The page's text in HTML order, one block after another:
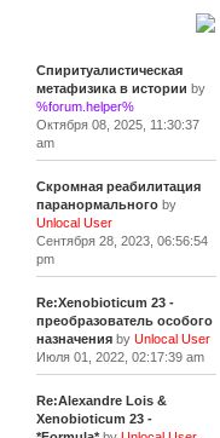
Спиритуалистическая
метафизика в истории by
%forum.helper%
Октября 08, 2025, 11:30:37
am
Скромная реабилитация
паранормальногоby
Unlocal User
Сентября 28, 2023, 06:56:54
pm
Re:Xenobioticum 23 -
преобразователь особого
назначенияby Unlocal User
Июля 01, 2022, 02:17:39 am
Re:Alexandre Lois &
Xenobioticum 23 -